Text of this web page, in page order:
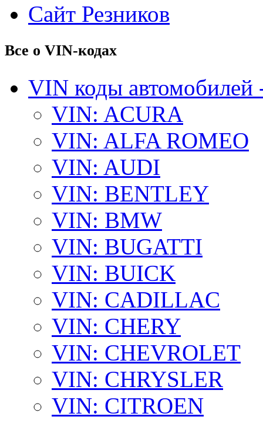
Сайт Резников
Все о VIN-кодах
VIN коды автомобилей
VIN: ACURA
VIN: ALFA ROMEO
VIN: AUDI
VIN: BENTLEY
VIN: BMW
VIN: BUGATTI
VIN: BUICK
VIN: CADILLAC
VIN: CHERY
VIN: CHEVROLET
VIN: CHRYSLER
VIN: CITROEN